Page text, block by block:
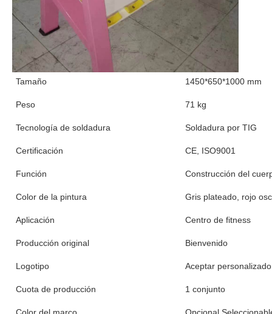
Tamaño 1450*650*1000 mm
Peso 71 kg
Tecnología de soldadura Soldadura por TIG
Certificación CE, ISO9001
Función Construcción del
Color de la pintura Gris plateado, rojo
Aplicación Centro de fitness
Producción original Bienvenido
Logotipo Aceptar personalizado
Cuota de producción 1 conjunto